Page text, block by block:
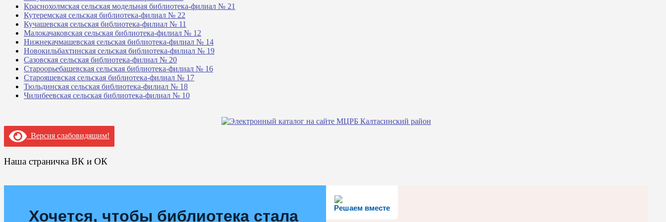
Краснохолмская сельская модельная библиотека-филиал № 21
Кутеремская сельская библиотека-филиал № 22
Кучашевская сельская библиотека-филиал № 11
Малокачаковская сельская библиотека-филиал № 12
Нижнекачмашевская сельская библиотека-филиал № 14
Новокильбахтинская сельская библиотека-филиал № 19
Сазовская сельская библиотека-филиал № 20
Староорьебашевская сельская библиотека-филиал № 16
Старояшевская сельская библиотека-филиал № 17
Тюльдинская сельская библиотека-филиал № 18
Чилибеевская сельская библиотека-филиал № 10
Версия слабовидящим!
Наша страничка ВК и ОК
Решаем вместе
Хочется, чтобы библиотека стала